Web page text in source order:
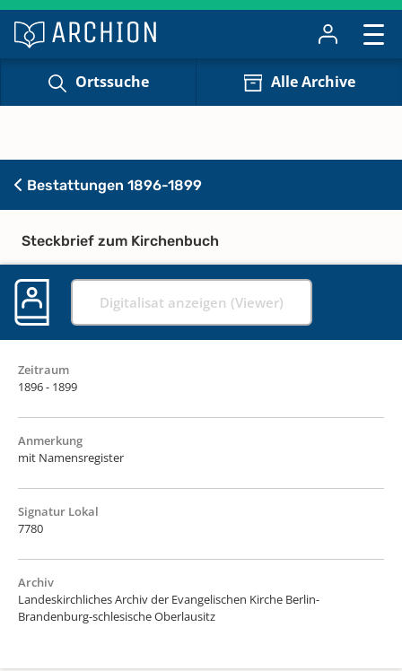
Ortssuche Alle Archive
Bestattungen 1896-1899
Steckbrief zum Kirchenbuch
Digitalisat anzeigen (Viewer)
Zeitraum
1896 - 1899
Anmerkung
mit Namensregister
Signatur Lokal
7780
Archiv
Landeskirchliches Archiv der Evangelischen Kirche Berlin-
Brandenburg-schlesische Oberlausitz